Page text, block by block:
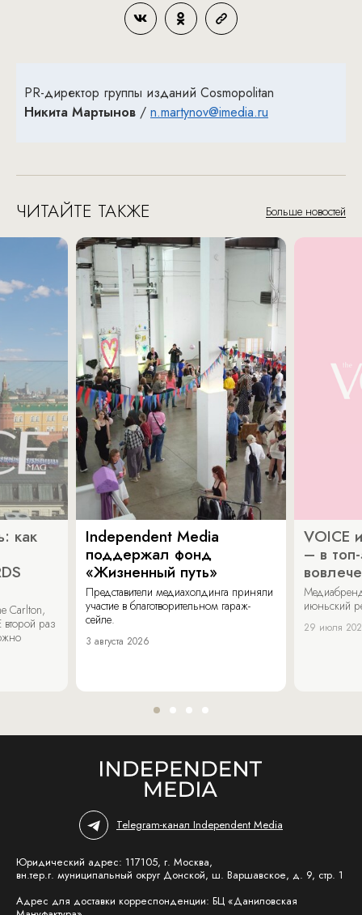
PR-директор группы изданий Cosmopolitan
Никита Мартынов / n.martynov@imedia.ru
ЧИТАЙТЕ ТАКЖЕ Больше новостей
как
Carlton,
раз
Independent Media
поддержал фонд
«Жизненный путь»
Представители медиахолдинга приняли
участие в благотворительном гараж-
сейле.
3 августа 2026
VOICE
– в
июньский
29 июля
Telegram-канал Independent Media
Юридический адрес: 117105, г. Москва,
вн.тер.г. муниципальный округ Донской, ш. Варшавское, д. 9, стр. 1
Адрес для доставки корреспонденции: БЦ «Даниловская